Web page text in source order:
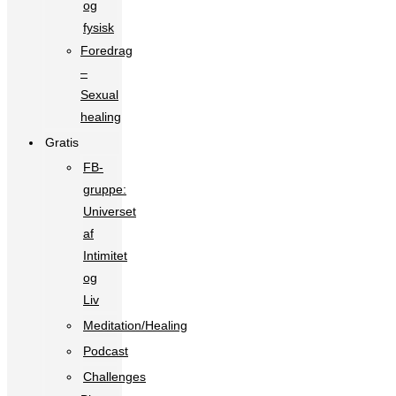
og
fysisk
Foredrag
–
Sexual
healing
Gratis
FB-
gruppe:
Universet
af
Intimitet
og
Liv
Meditation/Healing
Podcast
Challenges